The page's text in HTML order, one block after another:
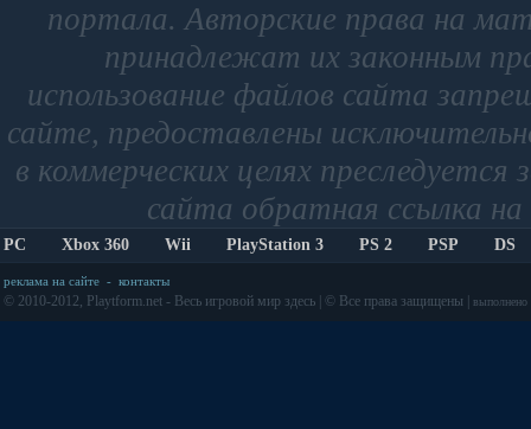
портала. Авторские права на
принадлежат их законным
использование файлов сайта
сайте, предоставлены
в коммерческих целях
сайта обратная ссылка
PC Xbox 360 Wii PlayStation 3 PS 2 PSP DS
реклама на сайте - контакты
© 2010-2012, Playtform.net - Весь игровой мир здесь | © Все права защищены | выполнено